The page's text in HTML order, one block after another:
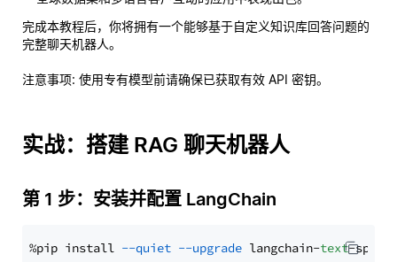
完成本教程后，你将拥有一个能够基于自定义知识库回答问题的
完整聊天机器人。
注意事项: 使用专有模型前请确保已获取有效 API 密钥。
实战：搭建 RAG 聊天机器人
第 1 步：安装并配置 LangChain
%pip install --quiet --upgrade langchain-text